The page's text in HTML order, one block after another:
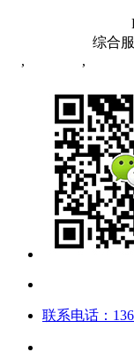
综合
, ,
联系电话：